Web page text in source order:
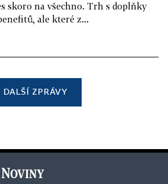
skoro na všechno. Trh s doplňky
ale které z...
DALŠÍ ZPRÁVY